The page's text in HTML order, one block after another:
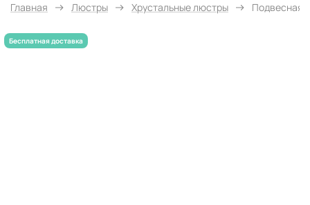
Главная Люстры Хрустальные люстры Подвесная